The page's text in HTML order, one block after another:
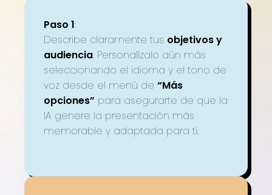
Paso 1:
Describe claramente tus objetivos y
audiencia. Personalízalo aún más
seleccionando el idioma y el tono de
voz desde el menú de “Más
opciones” para asegurarte de que la
IA genere la presentación más
memorable y adaptada para ti.